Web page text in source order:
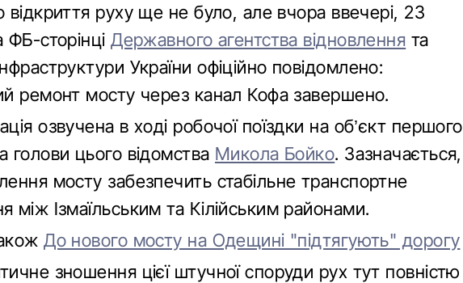
відкриття руху ще не було, але вчора ввечері, 23
ФБ-сторінціДержавного агентства відновлення та
України офіційно повідомлено:
ремонт мосту через канал Кофа завершено.
озвучена в ході робочої поїздки на об’єкт першого
голови цього відомства Микола Бойко. Зазначається,
мосту забезпечить стабільне транспортне
між Ізмаїльським та Кілійським районами.
До нового мосту на Одещині "підтягують" дорогу
зношення цієї штучної споруди рух тут повністю